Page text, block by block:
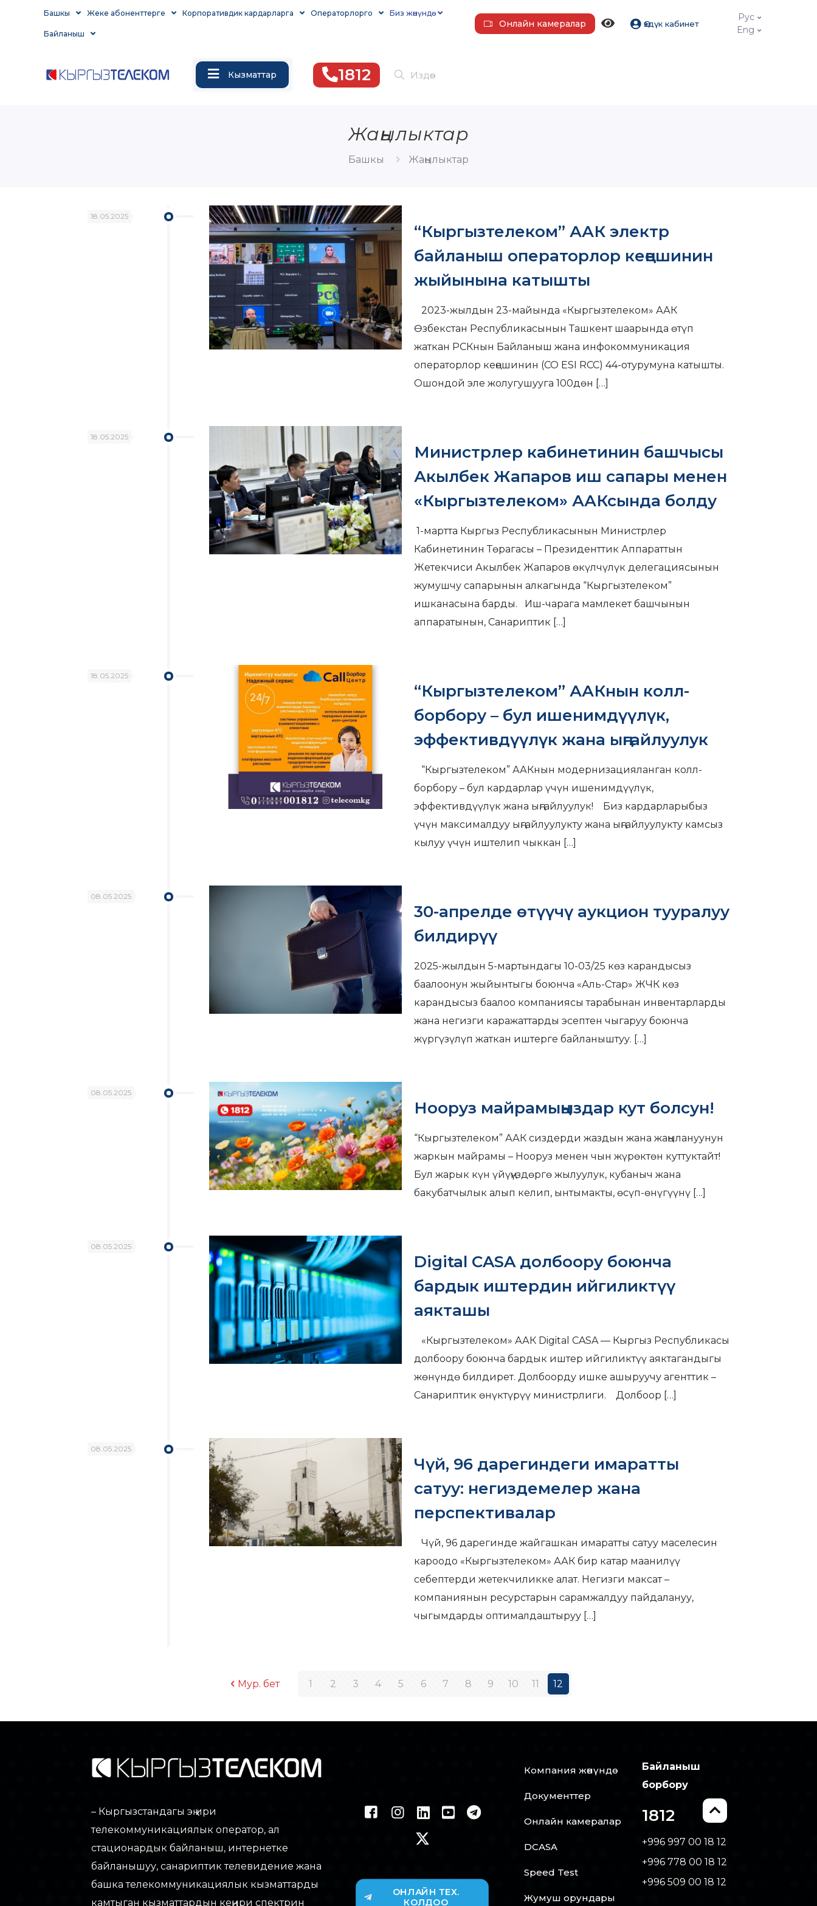
Башкы Жеке абоненттерге Корпоративдик кардарларга Операторлорго Биз жөнүндө
Байланыш
Онлайн камералар Өздүк кабинет
Рус
Eng
Кызматтар 1812
Жаңылыктар
Башкы Жаңылыктар
18.05.2025
“Кыргызтелеком” ААК электр
байланыш операторлор кеңешинин
жыйынына катышты
2023-жылдын 23-майында «Кыргызтелеком» ААК
Өзбекстан Республикасынын Ташкент шаарында өтүп
жаткан РСКнын Байланыш жана инфокоммуникация
операторлор кеңешинин (СО ESI RCC) 44-отурумуна катышты.
Ошондой эле жолугушууга 100дөн […]
18.05.2025
Министрлер кабинетинин башчысы
Акылбек Жапаров иш сапары менен
«Кыргызтелеком» ААКсында болду
1-мартта Кыргыз Республикасынын Министрлер
Кабинетинин Төрагасы – Президенттик Аппараттын
Жетекчиси Акылбек Жапаров өкүлчүлүк делегациясынын
жумушчу сапарынын алкагында “Кыргызтелеком”
ишканасына барды. Иш-чарага мамлекет башчынын
аппаратынын, Санариптик […]
18.05.2025
“Кыргызтелеком” ААКнын колл-
борбору – бул ишенимдүүлүк,
эффективдүүлүк жана ыңгайлуулук
“Кыргызтелеком” ААКнын модернизацияланган колл-
борбору – бул кардарлар үчүн ишенимдүүлүк,
эффективдүүлүк жана ыңгайлуулук! Биз кардарларыбыз
үчүн максималдуу ыңгайлуулукту жана ыңгайлуулукту камсыз
кылуу үчүн иштелип чыккан […]
08.05.2025
30-апрелде өтүүчү аукцион тууралуу
билдирүү
2025-жылдын 5-мартындагы 10-03/25 көз карандысыз
баалоонун жыйынтыгы боюнча «Аль-Стар» ЖЧК көз
карандысыз баалоо компаниясы тарабынан инвентарларды
жана негизги каражаттарды эсептен чыгаруу боюнча
жүргүзүлүп жаткан иштерге байланыштуу. […]
08.05.2025
Нооруз майрамыңыздар кут болсун!
“Кыргызтелеком” ААК сиздерди жаздын жана жаңылануунун
жаркын майрамы – Нооруз менен чын жүрөктөн куттуктайт!
Бул жарык күн үйүңүздөргө жылуулук, кубаныч жана
бакубатчылык алып келип, ынтымакты, өсүп-өнүгүүнү[…]
08.05.2025
Digital CASA долбоору боюнча
бардык иштердин ийгиликтүү
аякташы
«Кыргызтелеком» ААК Digital CASA — Кыргыз Республикасы
долбоору боюнча бардык иштер ийгиликтүү аяктагандыгы
жөнүндө билдирет. Долбоорду ишке ашыруучу агенттик –
Санариптик өнүктүрүү министрлиги. Долбоор […]
08.05.2025
Чүй, 96 дарегиндеги имаратты
сатуу: негиздемелер жана
перспективалар
Чүй, 96 дарегинде жайгашкан имаратты сатуу маселесин
кароодо «Кыргызтелеком» ААК бир катар маанилүү
себептерди жетекчиликке алат. Негизги максат –
компаниянын ресурстарын сарамжалдуу пайдалануу,
чыгымдарды оптималдаштыруу[…]
Мур. бет 1 2 3 4 5 6 7 8 9 10 11 12
– Кыргызстандагы эң ири
телекоммуникациялык оператор, ал
стационардык байланыш, интернетке
байланышуу, санариптик телевидение жана
башка телекоммуникациялык кызматтарды
камтыган кызматтардын кеңири спектрин
ОНЛАЙН ТЕХ.
КОЛДОО
Компания жөнүндө
Документтер
Онлайн камералар
DCASA
Speed Test
Жумуш орундары
Байланыш
борбору
1812
+996 997 00 18 12
+996 778 00 18 12
+996 509 00 18 12